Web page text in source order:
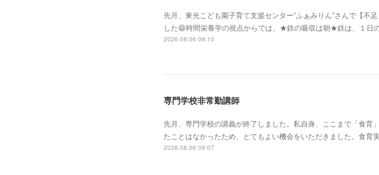
先月、東光こども園子育て支援センター“ふぁみりん”さんで【不
した😄時間栄養学の視点からでは、★鉄の吸収は朝★​鉄は、１日
2026.08.06 09:10
専門学校非常勤講師
先月、専門学校の講義が終了しました。私自身、ここまで「食育
たことはなかったため、とてもよい機会をいただきました。食育
2026.08.06 09:07